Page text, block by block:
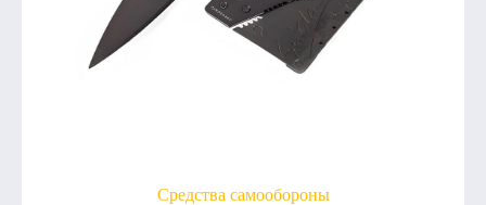
Средства самообороны